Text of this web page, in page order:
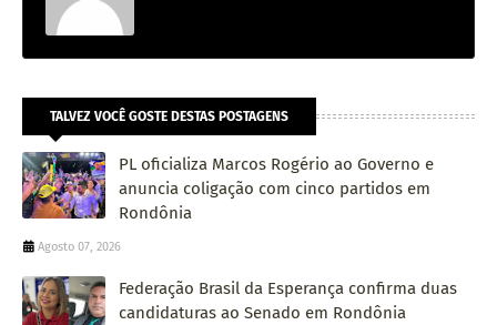
TALVEZ VOCÊ GOSTE DESTAS POSTAGENS
PL oficializa Marcos Rogério ao Governo e
anuncia coligação com cinco partidos em
Rondônia
Agosto 07, 2026
Federação Brasil da Esperança confirma duas
candidaturas ao Senado em Rondônia